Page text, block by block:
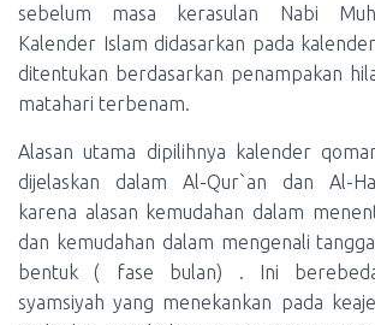
sebelum masa kerasulan Nabi
Kalender Islam didasarkan pada
ditentukan berdasarkan penampakan
matahari terbenam.
Alasan utama dipilihnya kalender
dijelaskan dalam Al-Qur`an dan Al-
karena alasan kemudahan dalam
dan kemudahan dalam mengenali
bentuk ( fase bulan) . Ini
syamsiyah yang menekankan pada